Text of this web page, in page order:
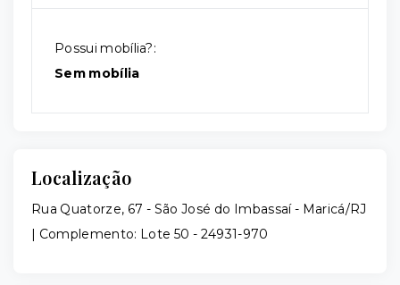
Possui mobília?:
Sem mobília
Localização
Rua Quatorze, 67 - São José do Imbassaí - Maricá/RJ
| Complemento: Lote 50 - 24931-970